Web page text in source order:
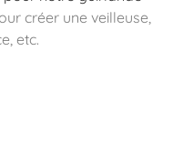
créer une veilleuse,
etc.